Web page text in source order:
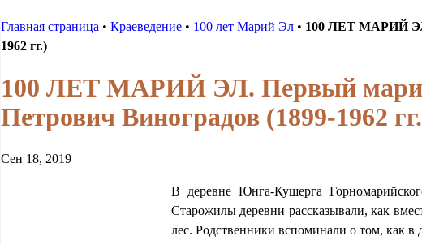
Главная страница • Краеведение• 100 лет Марий Эл• 100 ЛЕТ МАРИЙ ЭЛ.
1962 гг.)
100 ЛЕТ МАРИЙ ЭЛ. Первый
Петрович Виноградов (1899-1962
Сен 18, 2019
В деревне Юнга-Кушерга
Старожилы деревни рассказывали, как
лес. Родственники вспоминали о том, как